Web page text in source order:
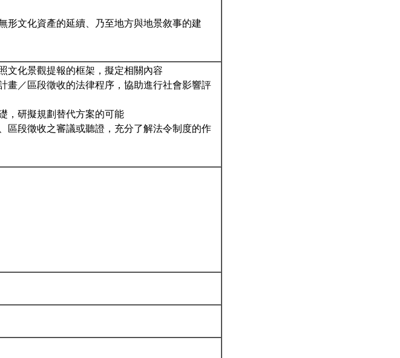
形文化資產的延續、乃至地方與地景敘事的建
文化景觀提報的框架，擬定相關內容
畫／區段徵收的法律程序，協助進行社會影響評
，研擬規劃替代方案的可能
區段徵收之審議或聽證，充分了解法令制度的作